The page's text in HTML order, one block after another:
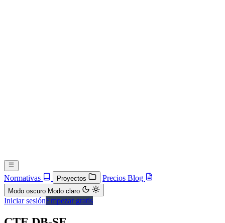
Normativas Proyectos Precios Blog
Modo oscuro Modo claro
Iniciar sesiónEmpezar gratis